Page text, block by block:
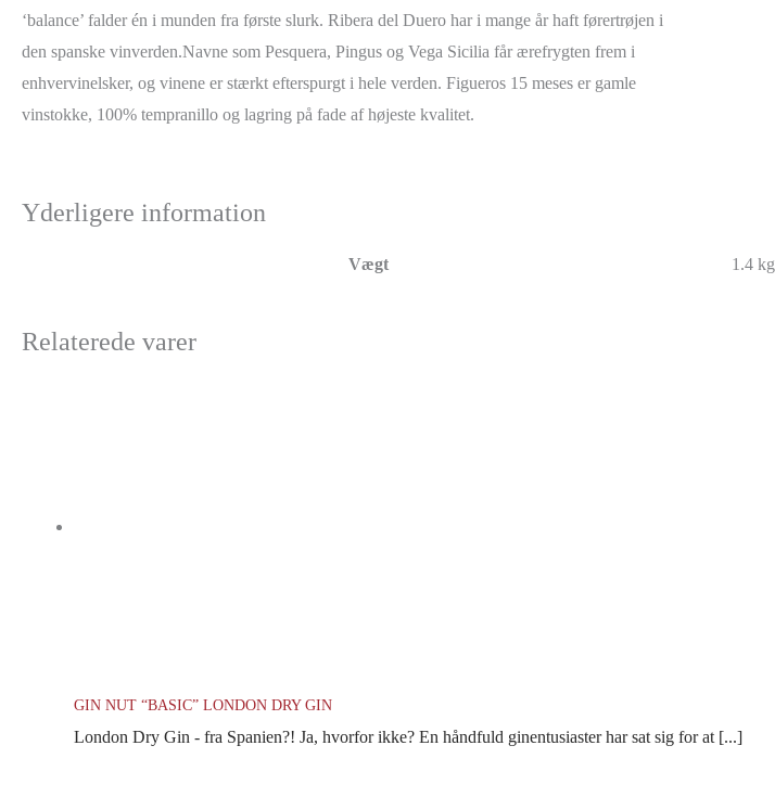
‘balance’ falder én i munden fra første slurk. Ribera del Duero har i mange år haft førertrøjen i
den spanske vinverden.Navne som Pesquera, Pingus og Vega Sicilia får ærefrygten frem i
enhvervinelsker, og vinene er stærkt efterspurgt i hele verden. Figueros 15 meses er gamle
vinstokke, 100% tempranillo og lagring på fade af højeste kvalitet.
Yderligere information
Vægt 1.4 kg
Relaterede varer
GIN NUT “BASIC” LONDON DRY GIN
London Dry Gin - fra Spanien?! Ja, hvorfor ikke? En håndfuld ginentusiaster har sat sig for at [...]